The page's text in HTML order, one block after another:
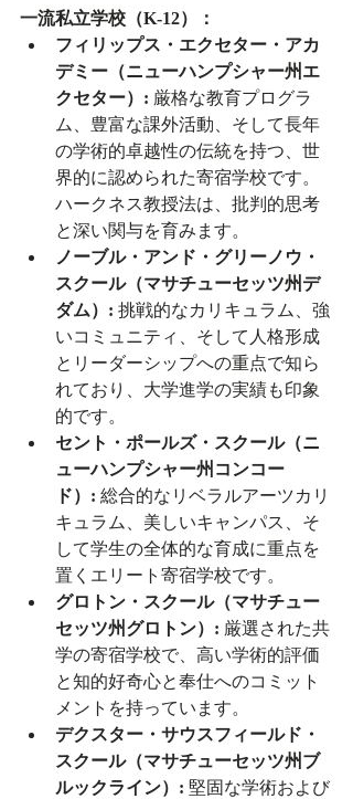
一流私立学校（K-12）：
フィリップス・エクセター・アカ
デミー（ニューハンプシャー州エ
クセター）: 厳格な教育プログラ
ム、豊富な課外活動、そして長年
の学術的卓越性の伝統を持つ、世
界的に認められた寄宿学校です。
ハークネス教授法は、批判的思考
と深い関与を育みます。
ノーブル・アンド・グリーノウ・
スクール（マサチューセッツ州デ
ダム）: 挑戦的なカリキュラム、強
いコミュニティ、そして人格形成
とリーダーシップへの重点で知ら
れており、大学進学の実績も印象
的です。
セント・ポールズ・スクール（ニ
ューハンプシャー州コンコー
ド）: 総合的なリベラルアーツカリ
キュラム、美しいキャンパス、そ
して学生の全体的な育成に重点を
置くエリート寄宿学校です。
グロトン・スクール（マサチュー
セッツ州グロトン）: 厳選された共
学の寄宿学校で、高い学術的評価
と知的好奇心と奉仕へのコミット
メントを持っています。
デクスター・サウスフィールド・
スクール（マサチューセッツ州ブ
ルックライン）: 堅固な学術および